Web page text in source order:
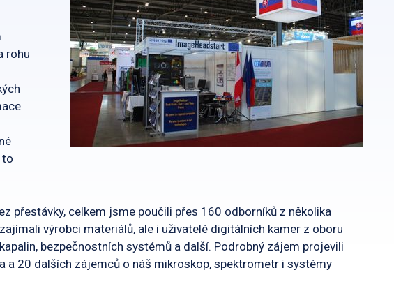
rohu
to
přestávky, celkem jsme poučili přes 160 odborníků z několika
výrobci materiálů, ale i uživatelé digitálních kamer z oboru
bezpečnostních systémů a další. Podrobný zájem projevili
a 20 dalších zájemců o náš mikroskop, spektrometr i systémy